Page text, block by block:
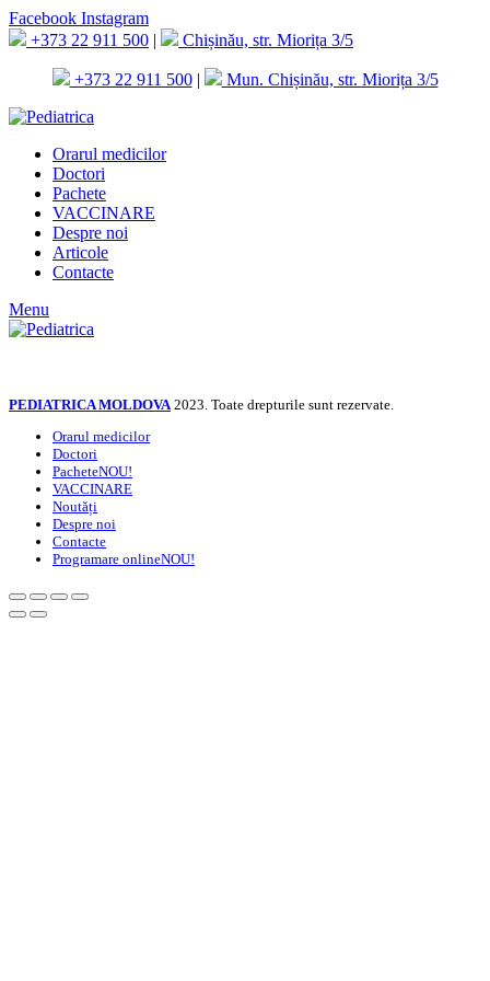
Facebook Instagram
+373 22 911 500 | Chișinău, str. Miorița 3/5
+373 22 911 500| Mun. Chișinău, str. Miorița 3/5
Orarul medicilor
Doctori
Pachete
VACCINARE
Despre noi
Articole
Contacte
Menu
PEDIATRICA MOLDOVA 2023. Toate drepturile sunt rezervate.
Orarul medicilor
Doctori
PacheteNOU!
VACCINARE
Noutăți
Despre noi
Contacte
Programare onlineNOU!